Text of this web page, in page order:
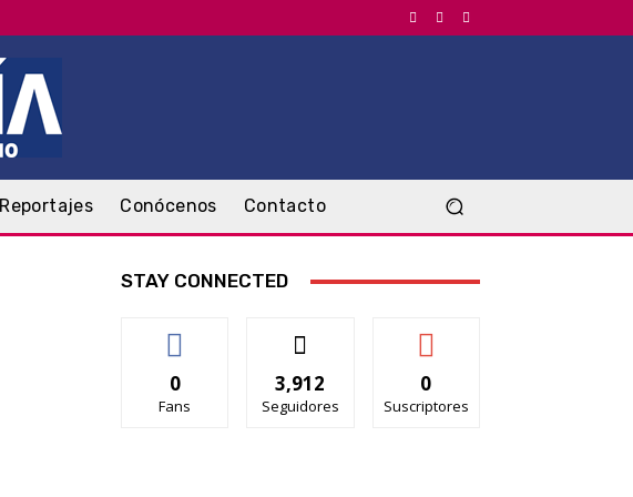
Reportajes Conócenos Contacto
STAY CONNECTED
0
Fans
3,912
Seguidores
0
Suscriptores